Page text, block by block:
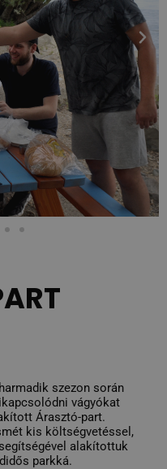
szezon során
vágyókat
Árasztó-part.
kis költségvetéssel,
alakítottuk
parkká.